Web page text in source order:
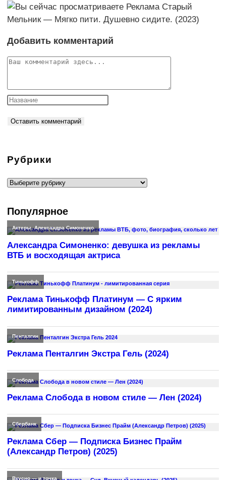
Добавить комментарий
Комментарий
Рубрики
Рубрики
Популярное
Актеры,Александра Симоненко
Александра Симоненко: девушка из рекламы
ВТБ и восходящая актриса
Тинькофф
Реклама Тинькофф Платинум — С ярким
лимитированным дизайном (2024)
Пенталгин
Реклама Пенталгин Экстра Гель (2024)
Слобода
Реклама Слобода в новом стиле — Лен (2024)
Сбербанк
Реклама Сбер — Подписка Бизнес Прайм
(Александр Петров) (2025)
Вкусно — и точка